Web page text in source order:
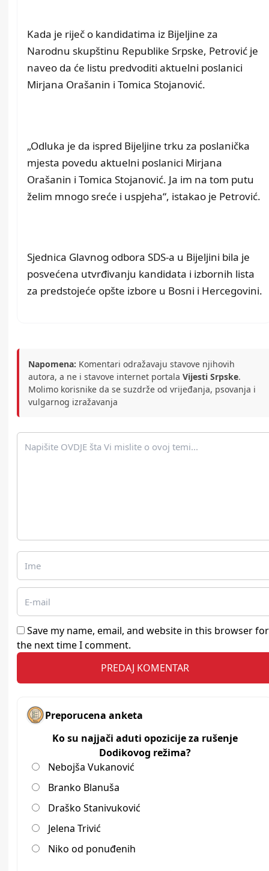
Kada je riječ o kandidatima iz Bijeljine za
Narodnu skupštinu Republike Srpske, Petrović je
naveo da će listu predvoditi aktuelni poslanici
Mirjana Orašanin i Tomica Stojanović.
„Odluka je da ispred Bijeljine trku za poslanička
mjesta povedu aktuelni poslanici Mirjana
Orašanin i Tomica Stojanović. Ja im na tom putu
želim mnogo sreće i uspjeha“, istakao je Petrović.
Sjednica Glavnog odbora SDS-a u Bijeljini bila je
posvećena utvrđivanju kandidata i izbornih lista
za predstojeće opšte izbore u Bosni i Hercegovini.
Napomena: Komentari odražavaju stavove njihovih
autora, a ne i stavove internet portala Vijesti Srpske.
Molimo korisnike da se suzdrže od vrijeđanja, psovanja i
vulgarnog izražavanja
Save my name, email, and website in this browser for
the next time I comment.
Preporucena anketa
Ko su najjači aduti opozicije za rušenje
Dodikovog režima?
Nebojša Vukanović
Branko Blanuša
Draško Stanivuković
Jelena Trivić
Niko od ponuđenih